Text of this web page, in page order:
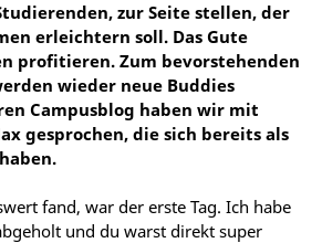
zur Seite stellen, der
erleichtern soll. Das Gute
profitieren. Zum bevorstehenden
wieder neue Buddies
Campusblog haben wir mit
gesprochen, die sich bereits als
fand, war der erste Tag. Ich habe
und du warst direkt super